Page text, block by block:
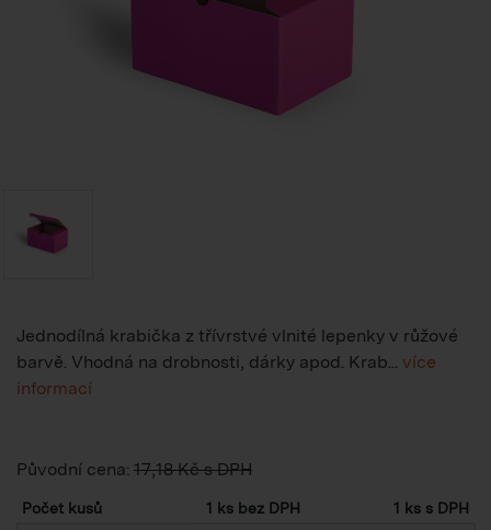
Jednodílná krabička z třívrstvé vlnité lepenky v růžové
barvě. Vhodná na drobnosti, dárky apod. Krab... více
informací
Původní cena: 17,18 Kč s DPH
Počet kusů 1 ks bez DPH
1 ks s DPH